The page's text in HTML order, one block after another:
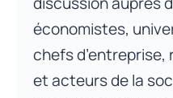
économistes,
chefs
et acteurs de la